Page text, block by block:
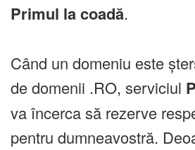
Primul la coadă.
Când un domeniu este
de domenii .RO, serviciul
va încerca să rezerve
pentru dumneavostră.